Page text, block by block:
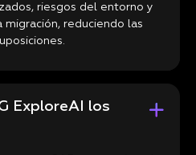
riesgos del entorno y
migración, reduciendo las
ExploreAI los